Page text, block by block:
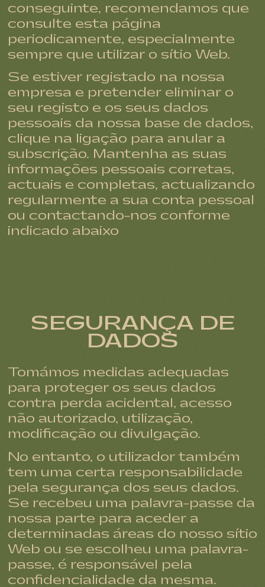
conseguinte, recomendamos que
consulte esta página
periodicamente, especialmente
sempre que utilizar o sítio Web.
Se estiver registado na nossa
empresa e pretender eliminar o
seu registo e os seus dados
pessoais da nossa base de dados,
clique na ligação para anular a
subscrição. Mantenha as suas
informações pessoais corretas,
actuais e completas, actualizando
regularmente a sua conta pessoal
ou contactando-nos conforme
indicado abaixo
SEGURANÇA DE
DADOS
Tomámos medidas adequadas
para proteger os seus dados
contra perda acidental, acesso
não autorizado, utilização,
modificação ou divulgação.
No entanto, o utilizador também
tem uma certa responsabilidade
pela segurança dos seus dados.
Se recebeu uma palavra-passe da
nossa parte para aceder a
determinadas áreas do nosso sítio
Web ou se escolheu uma palavra-
passe, é responsável pela
confidencialidade da mesma.